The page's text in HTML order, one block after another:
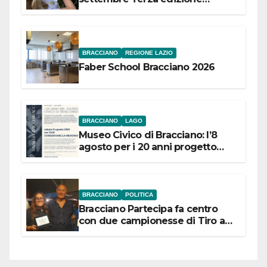
BRACCIANO REGIONE LAZIO
Faber School Bracciano 2026
BRACCIANO LAGO
Museo Civico di Bracciano: l’8
agosto per i 20 anni progetto
BRACCIANO POLITICA
Bracciano Partecipa fa centro
con due campionesse di Tiro a